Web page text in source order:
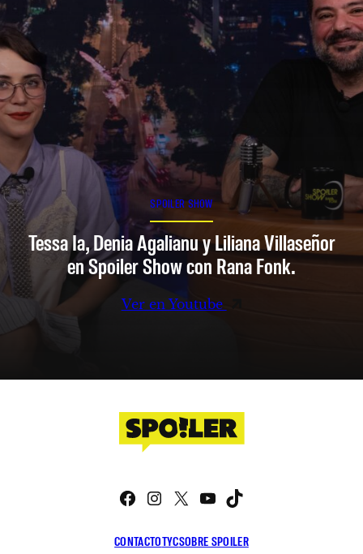
SPOILER SHOW
Tessa Ia, Denia Agalianu y Liliana Villaseñor
en Spoiler Show con Rana Fonk.
Ver en Youtube
CONTACTOTYCSOBRE SPOILER
Facebook
Instagram
X YouTube